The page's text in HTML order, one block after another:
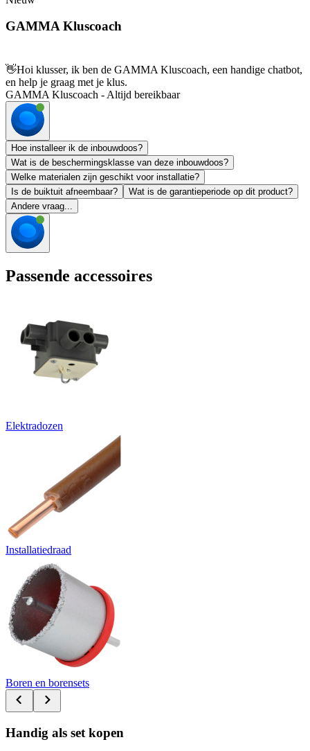
GAMMA Kluscoach
👋Hoi klusser, ik ben de GAMMA Kluscoach, een handige chatbot,
en help je graag met je klus.
GAMMA Kluscoach - Altijd bereikbaar
Hoe installeer ik de inbouwdoos?
Wat is de beschermingsklasse van deze inbouwdoos?
Welke materialen zijn geschikt voor installatie?
Is de buiktuit afneembaar?
Wat is de garantieperiode op dit product?
Andere vraag...
Passende accessoires
Elektradozen
Installatiedraad
Boren en borensets
Handig als set kopen